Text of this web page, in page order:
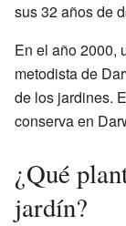
sus 32 años de
En el año 2000,
metodista de
de los jardines.
conserva en
¿Qué
jardín?